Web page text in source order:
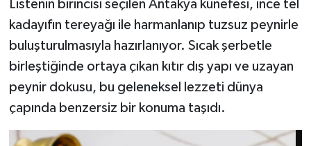
Listenin birincisi seçilen Antakya künefesi, ince tel
kadayıfın tereyağı ile harmanlanıp tuzsuz peynirle
buluşturulmasıyla hazırlanıyor. Sıcak şerbetle
birleştiğinde ortaya çıkan kıtır dış yapı ve uzayan
peynir dokusu, bu geleneksel lezzeti dünya
çapında benzersiz bir konuma taşıdı.